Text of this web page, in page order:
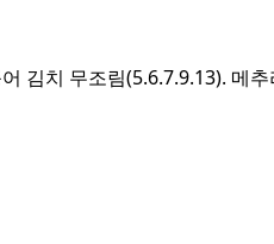
김치 무조림(5.6.7.9.13). 메